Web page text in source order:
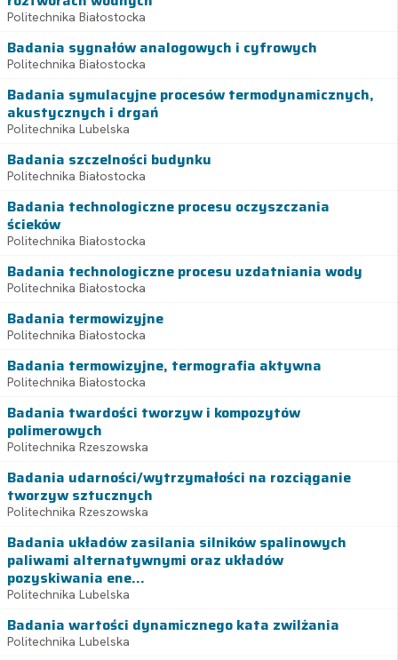
Politechnika Białostocka
Badania sygnałów analogowych i cyfrowych
Politechnika Białostocka
Badania symulacyjne procesów termodynamicznych,
akustycznych i drgań
Politechnika Lubelska
Badania szczelności budynku
Politechnika Białostocka
Badania technologiczne procesu oczyszczania
ścieków
Politechnika Białostocka
Badania technologiczne procesu uzdatniania wody
Politechnika Białostocka
Badania termowizyjne
Politechnika Białostocka
Badania termowizyjne, termografia aktywna
Politechnika Białostocka
Badania twardości tworzyw i kompozytów
polimerowych
Politechnika Rzeszowska
Badania udarności/wytrzymałości na rozciąganie
tworzyw sztucznych
Politechnika Rzeszowska
Badania układów zasilania silników spalinowych
paliwami alternatywnymi oraz układów
pozyskiwania ene...
Politechnika Lubelska
Badania wartości dynamicznego kata zwilżania
Politechnika Lubelska